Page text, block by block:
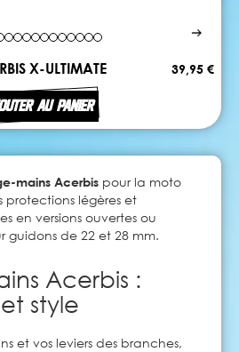
X-ULTIMATE 39,95 €
AU PANIER
mains Acerbis pour la moto
protections légères et
en versions ouvertes ou
guidons de 22 et 28 mm.
Acerbis :
style
et vos leviers des branches,